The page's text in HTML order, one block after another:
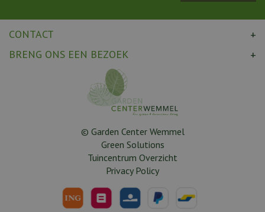
CONTACT
BRENG ONS EEN BEZOEK
© Garden Center Wemmel
Green Solutions
Tuincentrum Overzicht
Privacy Policy